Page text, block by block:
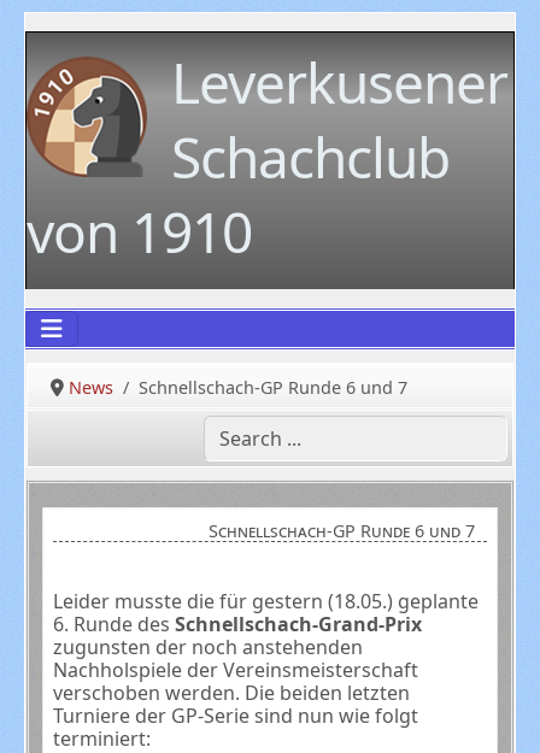
Leverkusener
Schachclub
von 1910
News Schnellschach-GP Runde 6 und 7
Schnellschach-GP Runde 6 und 7
Leider musste die für gestern (18.05.) geplante
6. Runde des Schnellschach-Grand-Prix
zugunsten der noch anstehenden
Nachholspiele der Vereinsmeisterschaft
verschoben werden. Die beiden letzten
Turniere der GP-Serie sind nun wie folgt
terminiert: